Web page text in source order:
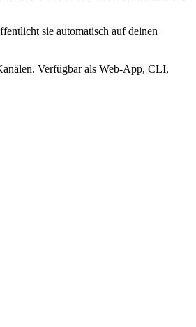
sie automatisch auf deinen
Verfügbar als Web-App, CLI,